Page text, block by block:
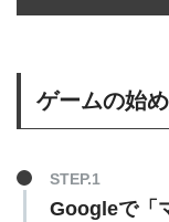
ゲームの始
STEP.1
Googleで「